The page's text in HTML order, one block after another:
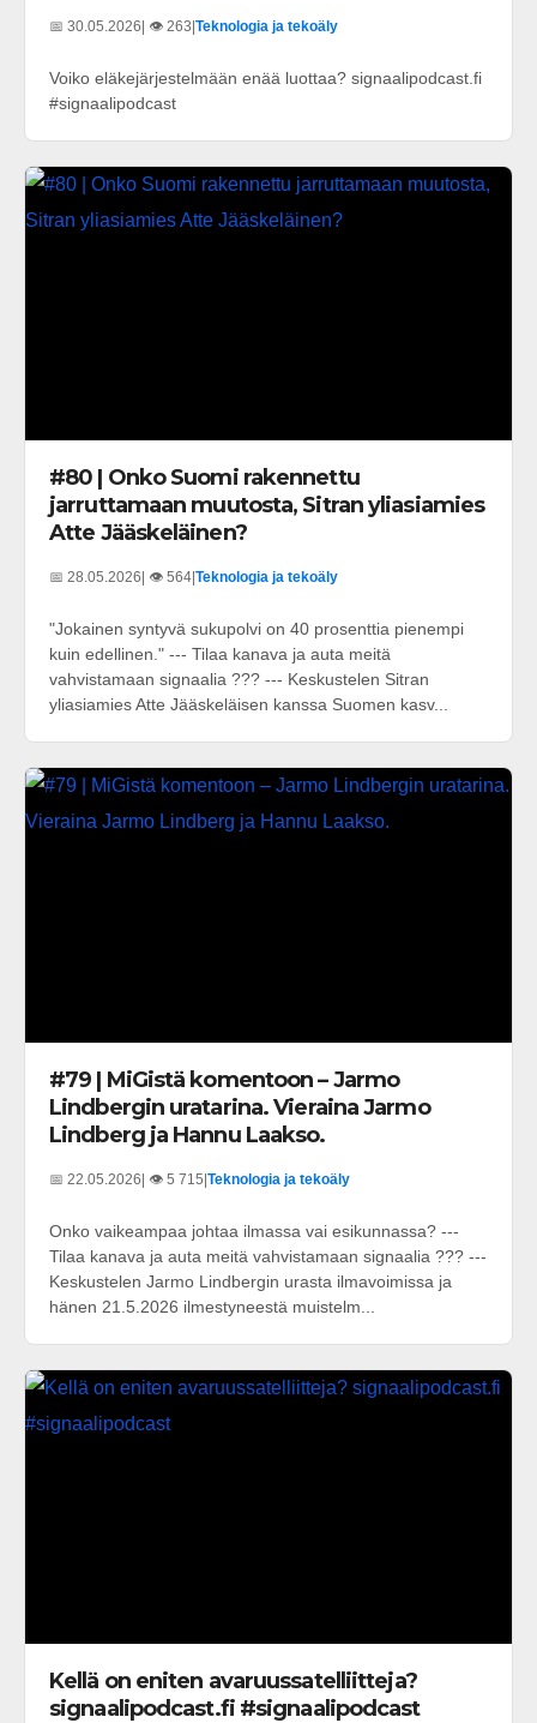
📅 30.05.2026| 👁️ 263|Teknologia ja tekoäly
Voiko eläkejärjestelmään enää luottaa? signaalipodcast.fi
#signaalipodcast
#80 | Onko Suomi rakennettu
jarruttamaan muutosta, Sitran yliasiamies
Atte Jääskeläinen?
📅 28.05.2026 | 👁️ 564 Teknologia ja tekoäly
"Jokainen syntyvä sukupolvi on 40 prosenttia pienempi
kuin edellinen." --- Tilaa kanava ja auta meitä
vahvistamaan signaalia ??? --- Keskustelen Sitran
yliasiamies Atte Jääskeläisen kanssa Suomen kasv...
#79 | MiGistä komentoon – Jarmo
Lindbergin uratarina. Vieraina Jarmo
Lindberg ja Hannu Laakso.
📅 22.05.2026| 👁️ 5 715|Teknologia ja tekoäly
Onko vaikeampaa johtaa ilmassa vai esikunnassa? ---
Tilaa kanava ja auta meitä vahvistamaan signaalia ??? ---
Keskustelen Jarmo Lindbergin urasta ilmavoimissa ja
hänen 21.5.2026 ilmestyneestä muistelm...
Kellä on eniten avaruussatelliitteja?
signaalipodcast.fi #signaalipodcast